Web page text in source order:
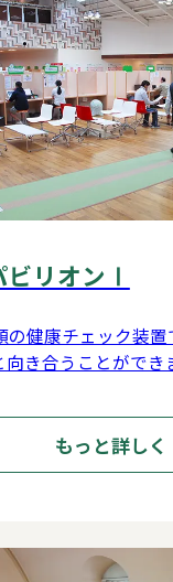
ビリオンⅠ
の健康チェック装
き合うことができ
もっと詳しく